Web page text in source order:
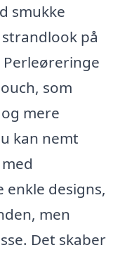
smukke
på
som
mere
kan nemt
designs,
men
Det skaber